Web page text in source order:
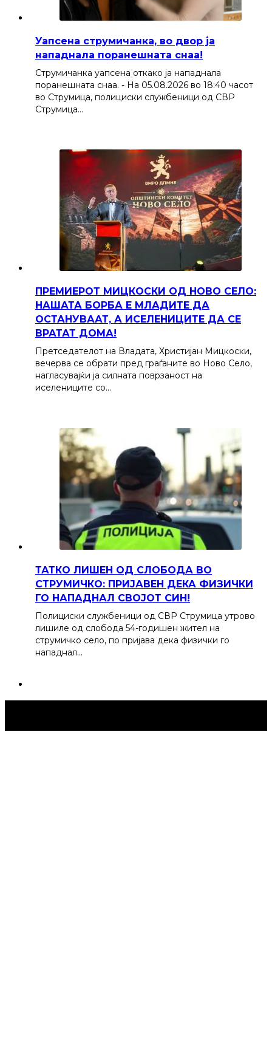
Уапсена струмичанка, во двор ја
нападнала поранешната снаа!
Струмичанка уапсена откако ја нападнала
поранешната снаа. - На 05.08.2026 во 18:40 часот
во Струмица, полициски службеници од СВР
Струмица…
ПРЕМИЕРОТ МИЦКОСКИ ОД НОВО СЕЛО:
НАШАТА БОРБА Е МЛАДИТЕ ДА
ОСТАНУВААТ, А ИСЕЛЕНИЦИТЕ ДА СЕ
ВРАТАТ ДОМА!
Претседателот на Владата, Христијан Мицкоски,
вечерва се обрати пред граѓаните во Ново Село,
нагласувајќи ја силната поврзаност на
иселениците со…
ТАТКО ЛИШЕН ОД СЛОБОДА ВО
СТРУМИЧКО: ПРИЈАВЕН ДЕКА ФИЗИЧКИ
ГО НАПАДНАЛ СВОЈОТ СИН!
Полициски службеници од СВР Струмица утрово
лишиле од слобода 54-годишен жител на
струмичко село, по пријава дека физички го
нападнал…